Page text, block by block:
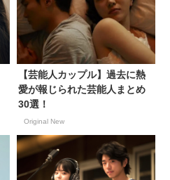
【芸能人カップル】過去に熱
愛が報じられた芸能人まとめ
30選！
Original New